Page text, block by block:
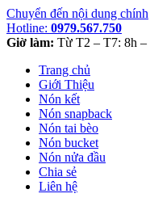
Chuyển đến nội dung chính
Hotline: 0979.567.750
Giờ làm: Từ T2 – T7: 8h –
Trang chủ
Giới Thiệu
Nón kết
Nón snapback
Nón tai bèo
Nón bucket
Nón nửa đầu
Chia sẻ
Liên hệ